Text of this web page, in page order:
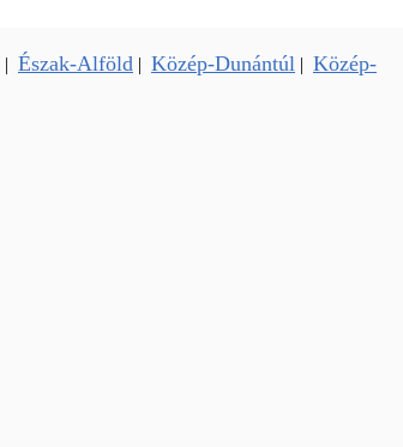
| Észak-Alföld | Közép-Dunántúl | Közép-